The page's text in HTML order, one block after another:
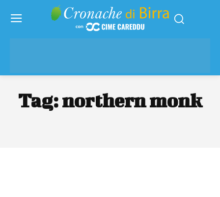
Tag:northern monk